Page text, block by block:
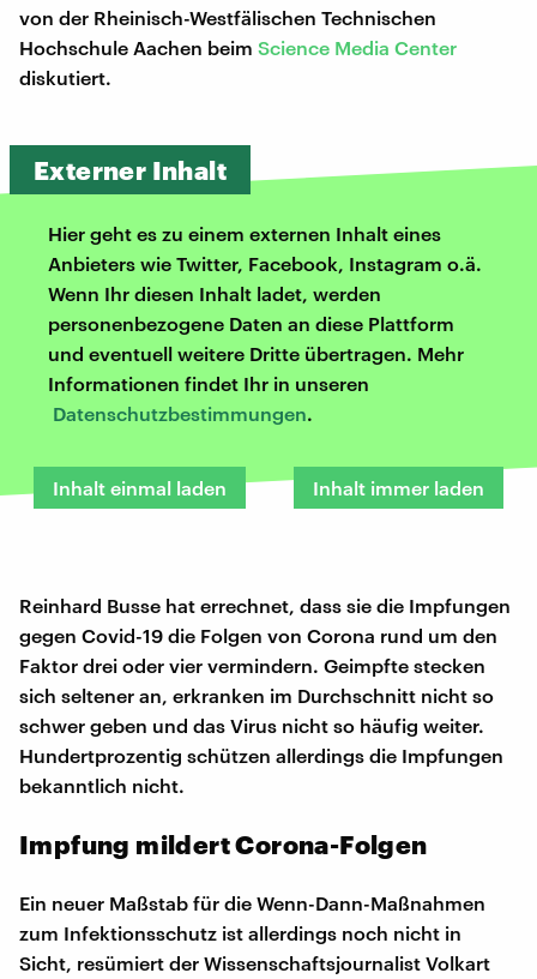
von der Rheinisch-Westfälischen Technischen
Hochschule Aachen beim Science Media Center
diskutiert.
Externer Inhalt
Hier geht es zu einem externen Inhalt eines
Anbieters wie Twitter, Facebook, Instagram o.ä.
Wenn Ihr diesen Inhalt ladet, werden
personenbezogene Daten an diese Plattform
und eventuell weitere Dritte übertragen. Mehr
Informationen findet Ihr in unseren
Datenschutzbestimmungen.
Inhalt einmal laden Inhalt immer laden
Reinhard Busse hat errechnet, dass sie die Impfungen
gegen Covid-19 die Folgen von Corona rund um den
Faktor drei oder vier vermindern. Geimpfte stecken
sich seltener an, erkranken im Durchschnitt nicht so
schwer geben und das Virus nicht so häufig weiter.
Hundertprozentig schützen allerdings die Impfungen
bekanntlich nicht.
Impfung mildert Corona-Folgen
Ein neuer Maßstab für die Wenn-Dann-Maßnahmen
zum Infektionsschutz ist allerdings noch nicht in
Sicht, resümiert der Wissenschaftsjournalist Volkart